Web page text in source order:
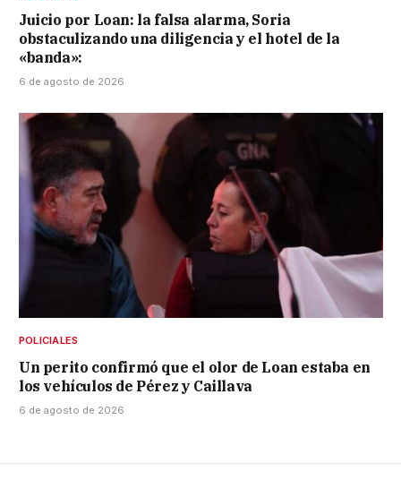
Juicio por Loan: la falsa alarma, Soria
obstaculizando una diligencia y el hotel de la
«banda»:
6 de agosto de 2026
POLICIALES
Un perito confirmó que el olor de Loan estaba en
los vehículos de Pérez y Caillava
6 de agosto de 2026